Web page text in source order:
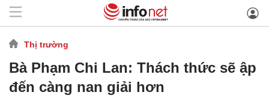
Thị trường
Bà Phạm Chi Lan: Thách thức sẽ ập
đến càng nan giải hơn